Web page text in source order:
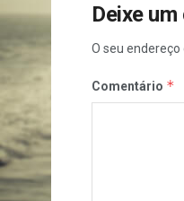
Deixe
O seu endereço
Comentário *